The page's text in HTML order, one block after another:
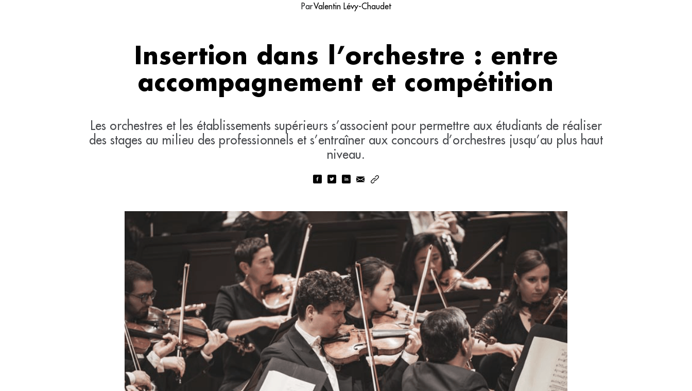
ParValentin Lévy-Chaudet
Insertion dans l’orchestre : entre
accompagnement et compétition
Les orchestres et les établissements supérieurs s’associent pour permettre aux étudiants de réaliser
des stages au milieu des professionnels et s’entraîner aux concours d’orchestres jusqu’au plus haut
niveau.